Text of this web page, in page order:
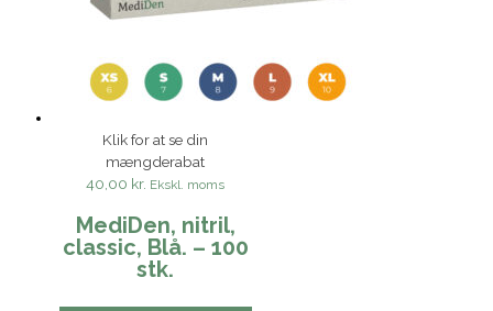
Klik for at se din
mængderabat
40,00 kr. Ekskl. moms
MediDen, nitril,
classic, Blå. – 100
stk.